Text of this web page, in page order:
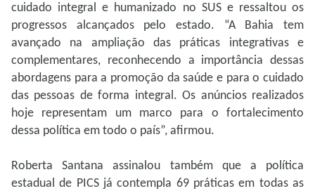
cuidado integral e humanizado no SUS e ressaltou os
progressos alcançados pelo estado. “A Bahia tem
avançado na ampliação das práticas integrativas e
complementares, reconhecendo a importância dessas
abordagens para a promoção da saúde e para o cuidado
das pessoas de forma integral. Os anúncios realizados
hoje representam um marco para o fortalecimento
dessa política em todo o país”, afirmou.
Roberta Santana assinalou também que a política
estadual de PICS já contempla 69 práticas em todas as